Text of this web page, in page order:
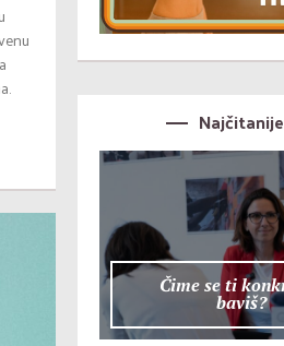
Najčitanije
Čime se ti
baviš?